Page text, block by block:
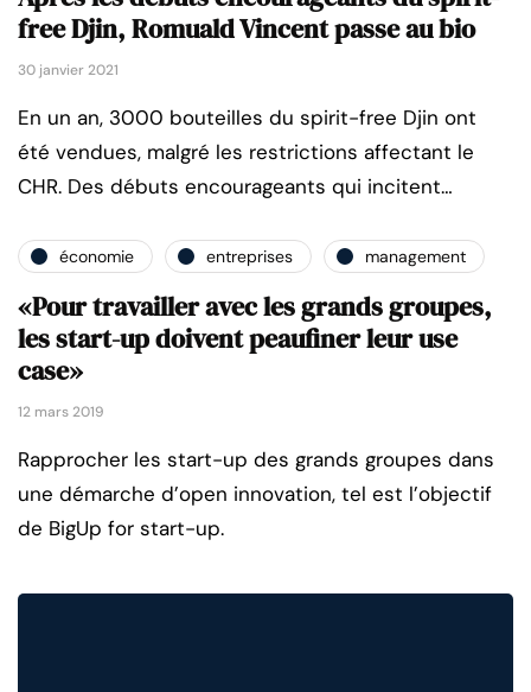
free Djin, Romuald Vincent passe au bio
30 janvier 2021
En un an, 3000 bouteilles du spirit-free Djin ont
été vendues, malgré les restrictions affectant le
CHR. Des débuts encourageants qui incitent…
économie entreprises management
«Pour travailler avec les grands groupes,
les start-up doivent peaufiner leur use
case»
12 mars 2019
Rapprocher les start-up des grands groupes dans
une démarche d’open innovation, tel est l’objectif
de BigUp for start-up.